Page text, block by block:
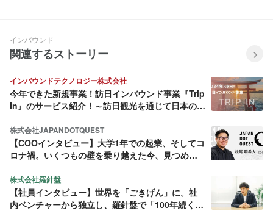
インバウンド
関連するストーリー
インバウンドテクノロジー株式会社
今年できた新規事業！訪日インバウンド事業『Trip
In』のサービス紹介！～訪日観光を通じて日本の魅
株式会社JAPANDOTQUEST
【COOインタビュー】大学1年での起業、そしてコ
ロナ禍。いくつもの壁を乗り越えた今、見つめる
株式会社羅針盤
【社員インタビュー】世界を「ごきげん」に。社
内ベンチャーから独立し、羅針盤で「100年続く地